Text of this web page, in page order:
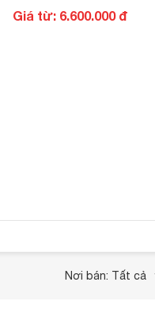
Giá từ: 6.600.000 đ
Nơi bán: Tất cả